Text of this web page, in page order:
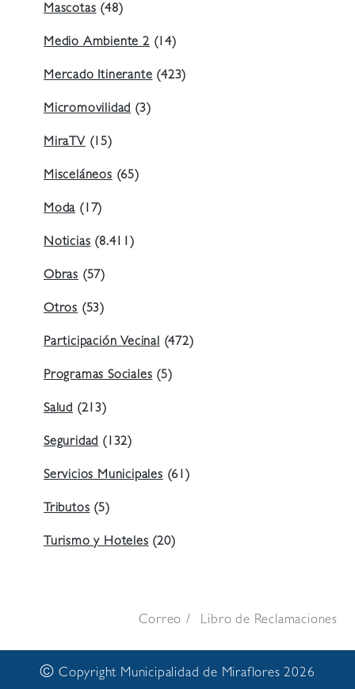
Mascotas(48)
Medio Ambiente 2(14)
Mercado Itinerante(423)
Micromovilidad(3)
MiraTV(15)
Misceláneos(65)
Moda(17)
Noticias(8.411)
Obras (57)
Otros (53)
Participación Vecinal(472)
Programas Sociales(5)
Salud (213)
Seguridad(132)
Servicios Municipales(61)
Tributos(5)
Turismo y Hoteles(20)
Correo Libro de Reclamaciones
© Copyright Municipalidad de Miraflores 2026